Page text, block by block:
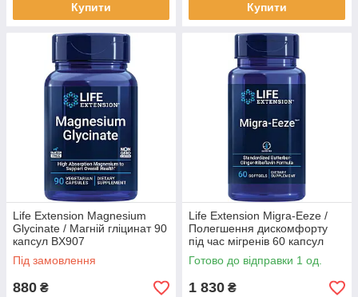
Купити Купити
Life Extension Magnesium
Glycinate / Магній гліцинат 90
капсул BX907
Під замовлення
880 ₴
Life Extension Migra-Eeze /
Полегшення дискомфорту
під час мігренів 60 капсул
BX725
Готово до відправки 1 од.
1 830 ₴